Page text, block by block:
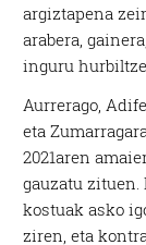
argiztapena
arabera,
inguru
Aurrerago,
eta
2021aren
gauzatu
kostuak asko
ziren, eta